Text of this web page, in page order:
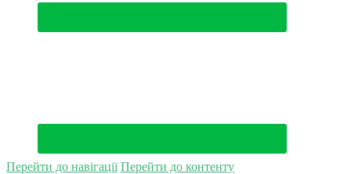
Перейти до навігації Перейти до контенту